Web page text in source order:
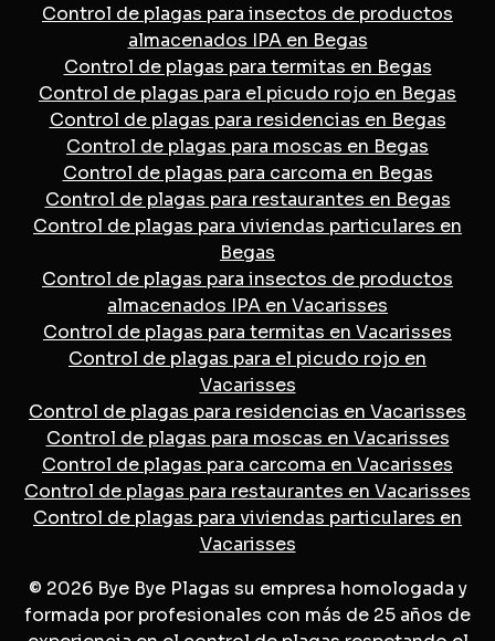
Control de plagas para insectos de productos
almacenados IPA en Begas
Control de plagas para termitas en Begas
Control de plagas para el picudo rojo en Begas
Control de plagas para residencias en Begas
Control de plagas para moscas en Begas
Control de plagas para carcoma en Begas
Control de plagas para restaurantes en Begas
Control de plagas para viviendas particulares en
Begas
Control de plagas para insectos de productos
almacenados IPA en Vacarisses
Control de plagas para termitas en Vacarisses
Control de plagas para el picudo rojo en
Vacarisses
Control de plagas para residencias en Vacarisses
Control de plagas para moscas en Vacarisses
Control de plagas para carcoma en Vacarisses
Control de plagas para restaurantes en Vacarisses
Control de plagas para viviendas particulares en
Vacarisses
© 2026 Bye Bye Plagas su empresa homologada y
formada por profesionales con más de 25 años de